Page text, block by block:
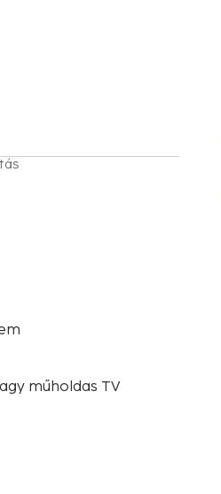
műholdas TV